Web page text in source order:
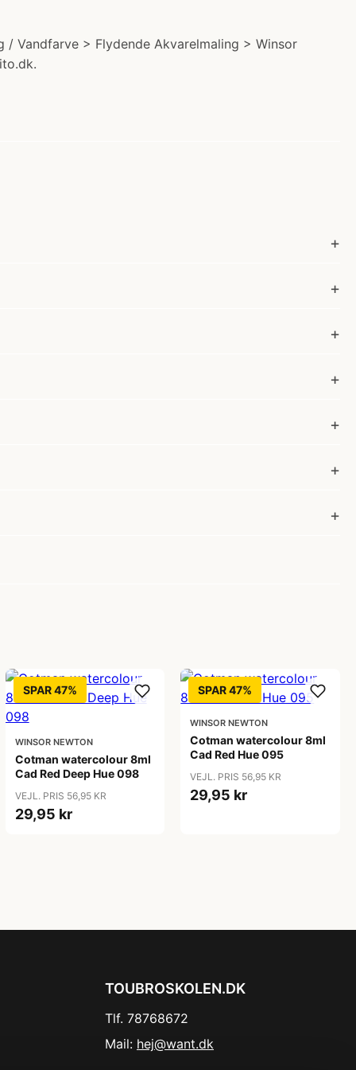
Vandfarve > Flydende Akvarelmaling > Winsor
SPAR 47%
WINSOR NEWTON
Cotman watercolour 8ml
Cad Red Deep Hue 098
VEJL. PRIS 56,95 KR
29,95 kr
SPAR 47%
WINSOR NEWTON
Cotman watercolour 8ml
Cad Red Hue 095
VEJL. PRIS 56,95 KR
29,95 kr
TOUBROSKOLEN.DK
Tlf. 78768672
Mail: hej@want.dk